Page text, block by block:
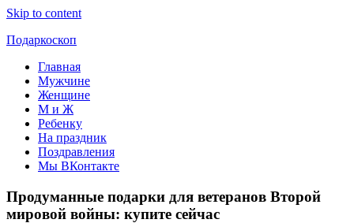
Skip to content
Подаркоскоп
Поможем
выбрать
подарить
Главная
Мужчине
Женщине
М и Ж
Ребенку
На праздник
Поздравления
Мы ВКонтакте
Продуманные подарки для ветеранов Второй
мировой войны: купите сейчас